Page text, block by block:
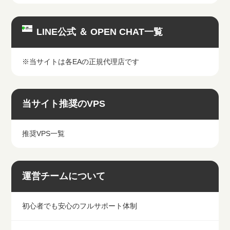
LINE公式 ＆ OPEN CHAT一覧
※当サイトは各EAの正規代理店です
当サイト推奨のVPS
推奨VPS一覧
運営チームについて
初心者でも安心のフルサポート体制